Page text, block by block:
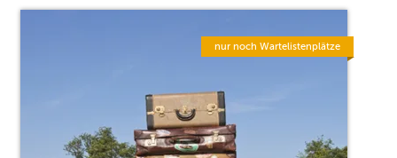
nur noch Wartelistenplätze